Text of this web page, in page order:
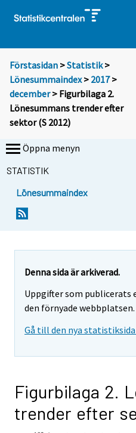
Förstasidan >Statistik >
Lönesummaindex> 2017>
december> Figurbilaga 2.
Lönesummans trender efter
sektor (S 2012)
Öppna menyn
STATISTIK
Lönesummaindex
Denna sida är arkiverad.
Uppgifter som publicerats
den förnyade webbplatsen.
Gå till den nya
Figurbilaga 2.
trender efter